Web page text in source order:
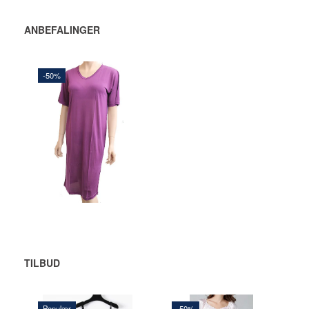
ANBEFALINGER
-50%
420,00 DKK
840,00 DKK
Du sparer: 420,00 DKK
TILBUD